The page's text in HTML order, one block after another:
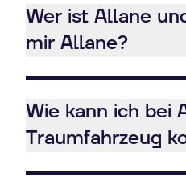
Wer ist Allane
mir Allane?
Wie kann ich bei
Traumfahrzeug